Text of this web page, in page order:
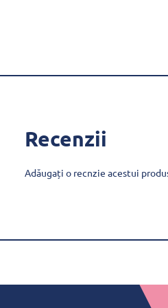
Recenzii
Adăugați o recnzie acestui